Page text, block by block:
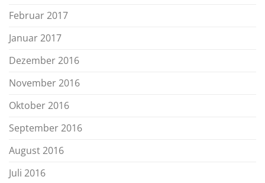
Februar 2017
Januar 2017
Dezember 2016
November 2016
Oktober 2016
September 2016
August 2016
Juli 2016